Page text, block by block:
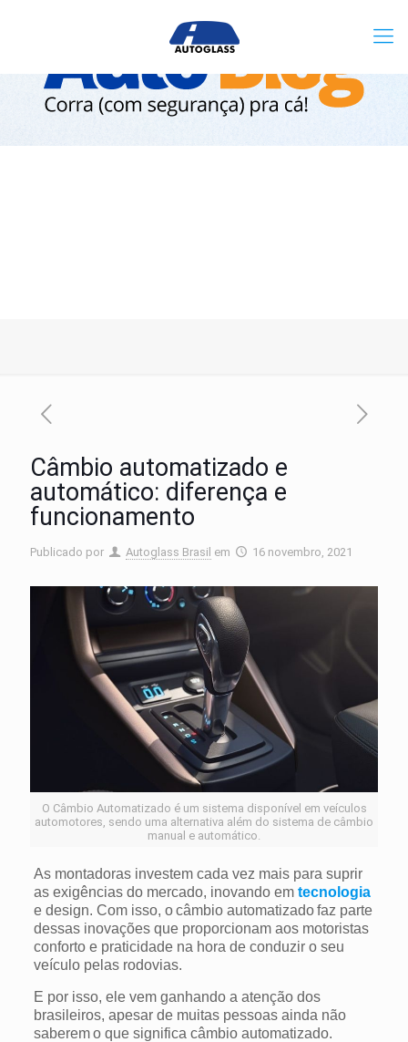
Câmbio automatizado e
automático: diferença e
funcionamento
Publicado por Autoglass Brasil em 16 novembro, 2021
O Câmbio Automatizado é um sistema disponível em veículos
automotores, sendo uma alternativa além do sistema de câmbio
manual e automático.
As montadoras investem cada vez mais para suprir
as exigências do mercado, inovando em tecnologia
e design. Com isso, o câmbio automatizado faz parte
dessas inovações que proporcionam aos motoristas
conforto e praticidade na hora de conduzir o seu
veículo pelas rodovias.
E por isso, ele vem ganhando a atenção dos
brasileiros, apesar de muitas pessoas ainda não
saberem o que significa câmbio automatizado.